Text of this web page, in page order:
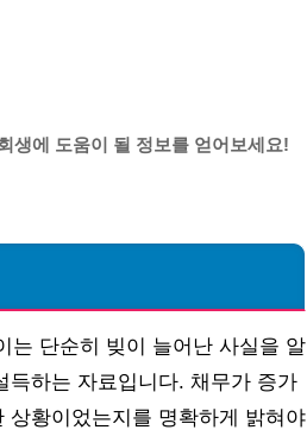
생에 도움이 될 정보를 얻어보세요!
는 단순히 빚이 늘어난 사실을 알
득하는 자료입니다. 채무가 증가
황이었는지를 명확하게 밝혀야